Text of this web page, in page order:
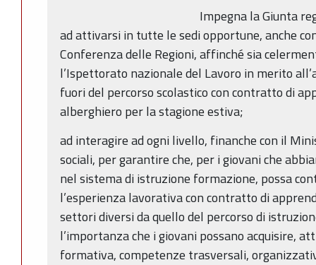
Impegna la Giunta
ad attivarsi in tutte le sedi opportune, anche
Conferenza delle Regioni, affinché sia
l’Ispettorato nazionale del Lavoro in merito
fuori del percorso scolastico con contratto di
alberghiero per la stagione estiva;
ad interagire ad ogni livello, finanche con il
sociali, per garantire che, per i giovani che
nel sistema di istruzione formazione, possa
l’esperienza lavorativa con contratto di
settori diversi da quello del percorso di
l’importanza che i giovani possano acquisire,
formativa, competenze trasversali,